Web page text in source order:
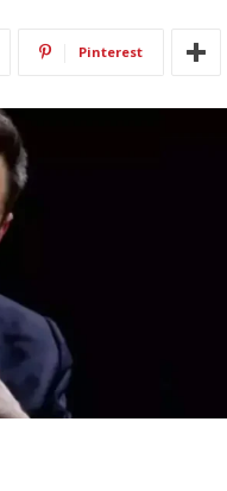
Pinterest